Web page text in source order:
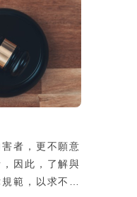
者，更不願意
因此，了解與
範，以求不犯